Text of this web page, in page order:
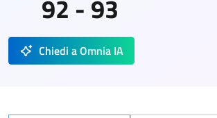
92 - 93
Chiedi a Omnia IA